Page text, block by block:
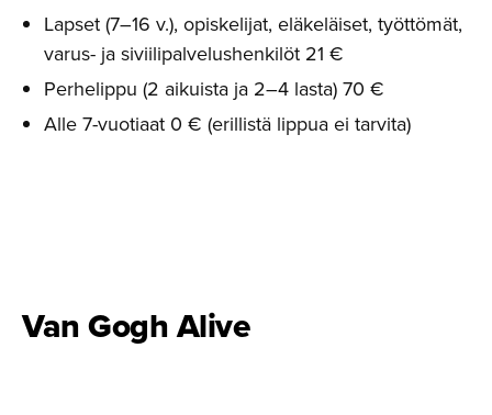
Lapset (7–16 v.), opiskelijat, eläkeläiset, työttömät,
varus- ja siviilipalvelushenkilöt 21 €
Perhelippu (2 aikuista ja 2–4 lasta) 70 €
Alle 7-vuotiaat 0 € (erillistä lippua ei tarvita)
Van Gogh Alive